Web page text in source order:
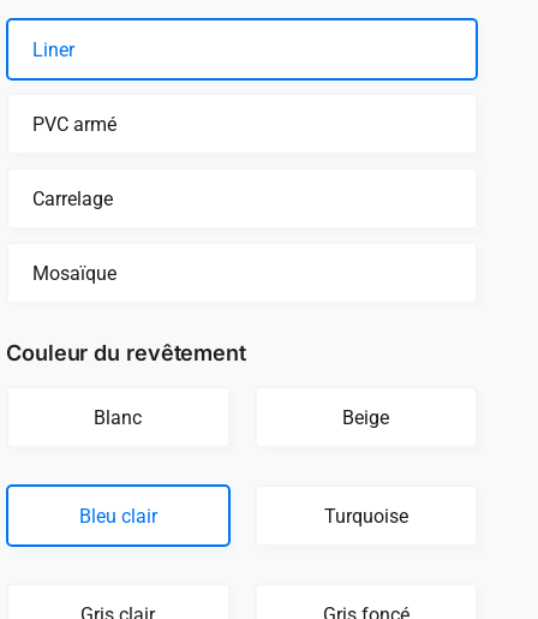
Liner
PVC armé
Carrelage
Mosaïque
Couleur du revêtement
Blanc Beige
Bleu clair Turquoise